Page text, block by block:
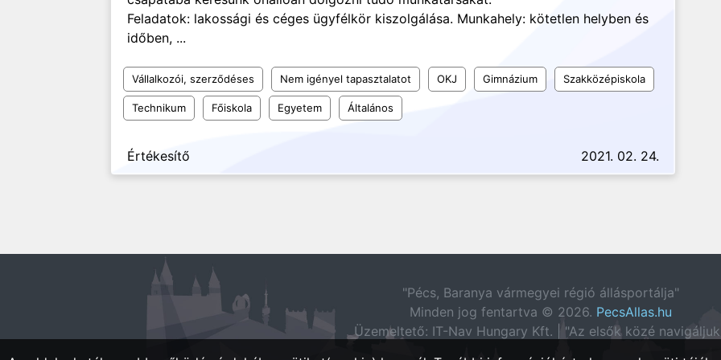
Feladatok: lakossági és céges ügyfélkör kiszolgálása. Munkahely: kötetlen helyben és
időben, ...
Vállalkozói, szerződéses Nem igényel tapasztalatot OKJ Gimnázium Szakközépiskola
Technikum Főiskola Egyetem Általános
Értékesítő 2021. 02. 24.
"Pécs, Baranya vármegyei régió állásportálja"
Minden jog fentartva © 2026. PecsAllas.hu
Üzemeltető: IT-Nav Hungary Kft. | "Az elsők közé